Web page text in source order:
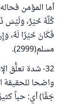
أما المؤمن
كُلَّهُ خَيْرٌ، وَلَيْسَ
فَكَانَ خَيْرًا لَهُ،
مسلم(2999).
32- شدة تعلُّق
واضحا للحقيقة
جَمًّا) أي: حباً